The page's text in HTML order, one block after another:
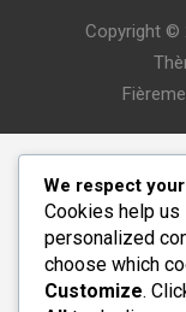
Copyright ©
We respect
Cookies help us
personalized
choose which
Customize.